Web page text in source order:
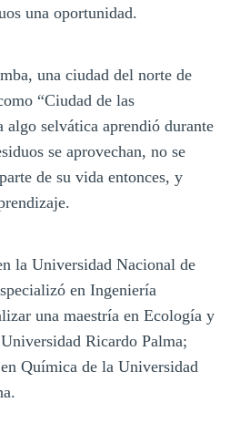
una oportunidad.
una ciudad del norte de
“Ciudad de las
algo selvática aprendió durante
se aprovechan, no se
de su vida entonces, y
la Universidad Nacional de
en Ingeniería
una maestría en Ecología y
Ricardo Palma;
Química de la Universidad